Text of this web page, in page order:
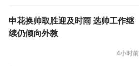
申花换帅取胜迎及时雨 选帅工作继
续仍倾向外教
4小时前